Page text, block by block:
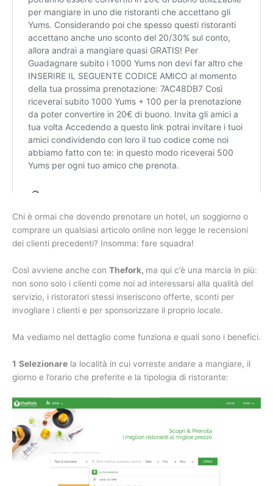
Chi è ormai che dovendo prenotare un hotel, un soggiorno o
comprare un qualsiasi articolo online non legge le recensioni
dei clienti precedenti? Insomma: fare squadra!
Così avviene anche con Thefork, ma qui c’è una marcia in più:
non sono solo i clienti come noi ad interessarsi alla qualità del
servizio, i ristoratori stessi inseriscono offerte, sconti per
invogliare i clienti e per sponsorizzare il proprio locale.
Ma vediamo nel dettaglio come funziona e quali sono i benefici.
1 Selezionare la località in cui vorreste andare a mangiare, il
giorno e l’orario che preferite e la tipologia di ristorante: